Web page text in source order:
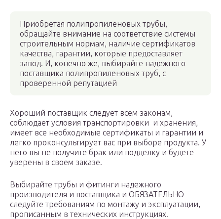
Приобретая полипропиленовых трубы,
обращайте внимание на соответствие системы
строительным нормам, наличие сертификатов
качества, гарантии, которые предоставляет
завод. И, конечно же, выбирайте надежного
поставщика полипропиленовых труб, с
проверенной репутацией
Хороший поставщик следует всем законам,
соблюдает условия транспортировки и хранения,
имеет все необходимые сертификаты и гарантии и
легко проконсультирует вас при выборе продукта. У
него вы не получите брак или подделку и будете
уверены в своем заказе.
Выбирайте трубы и фитинги надежного
производителя и поставщика и ОБЯЗАТЕЛЬНО
следуйте требованиям по монтажу и эксплуатации,
прописанным в технических инструкциях.